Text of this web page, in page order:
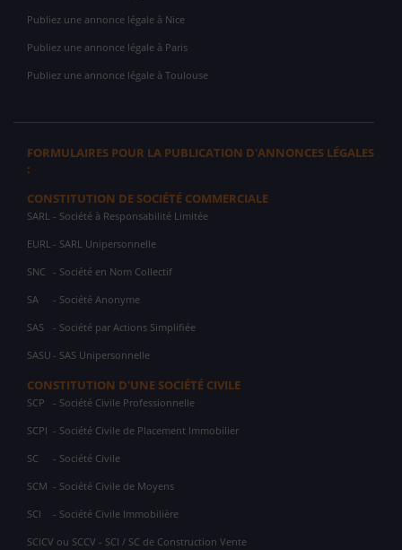
Publiez une annonce légale à Nice
Publiez une annonce légale à Paris
Publiez une annonce légale à Toulouse
FORMULAIRES POUR LA PUBLICATION D'ANNONCES LÉGALES
:
CONSTITUTION DE SOCIÉTÉ COMMERCIALE
SARL - Société à Responsabilité Limitée
EURL - SARL Unipersonnelle
SNC - Société en Nom Collectif
SA - Société Anonyme
SAS - Société par Actions Simplifiée
SASU - SAS Unipersonnelle
CONSTITUTION D'UNE SOCIÉTÉ CIVILE
SCP - Société Civile Professionnelle
SCPI - Société Civile de Placement Immobilier
SC - Société Civile
SCM - Société Civile de Moyens
SCI - Société Civile Immobilière
SCICV ou SCCV - SCI / SC de Construction Vente